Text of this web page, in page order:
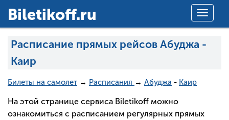
Toggle
Вiletikoff.ru
Расписание прямых рейсов Абуджа -
Каир
Билеты на самолет → Расписания → Абуджа - Каир
На этой странице сервиса Biletikoff можно
ознакомиться с расписанием регулярных прямых